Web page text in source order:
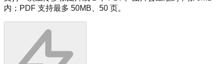
内；PDF 支持最多 50MB、50 页。